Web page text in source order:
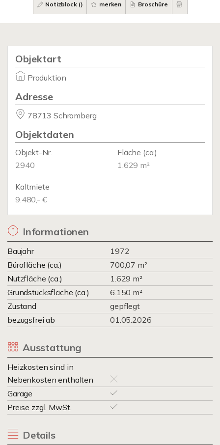
Notizblock () merken Broschüre
Objektart
Produktion
Adresse
78713 Schramberg
Objektdaten
Objekt-Nr.
2940
Fläche (ca.)
1.629 m²
Kaltmiete
9.480,- €
Informationen
Baujahr
1972
Bürofläche (ca.)
700,07 m²
Nutzfläche (ca.)
1.629 m²
Grundstücksfläche (ca.)
6.150 m²
Zustand
gepflegt
bezugsfrei ab
01.05.2026
Ausstattung
Heizkosten sind in
Nebenkosten enthalten
Garage
Preise zzgl. MwSt.
Details